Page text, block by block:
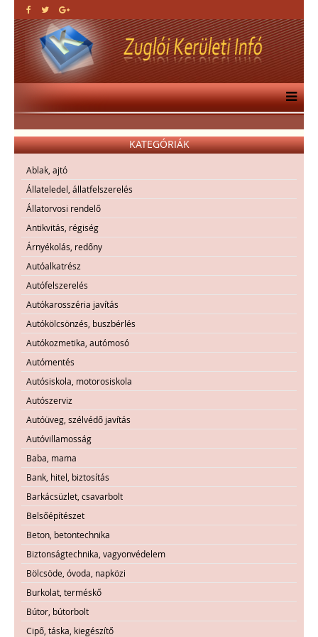
KATEGÓRIÁK
Ablak, ajtó
Állateledel, állatfelszerelés
Állatorvosi rendelő
Antikvitás, régiség
Árnyékolás, redőny
Autóalkatrész
Autófelszerelés
Autókarosszéria javítás
Autókölcsönzés, buszbérlés
Autókozmetika, autómosó
Autómentés
Autósiskola, motorosiskola
Autószerviz
Autóüveg, szélvédő javítás
Autóvillamosság
Baba, mama
Bank, hitel, biztosítás
Barkácsüzlet, csavarbolt
Belsőépítészet
Beton, betontechnika
Biztonságtechnika, vagyonvédelem
Bölcsöde, óvoda, napközi
Burkolat, terméskő
Bútor, bútorbolt
Cipő, táska, kiegészítő